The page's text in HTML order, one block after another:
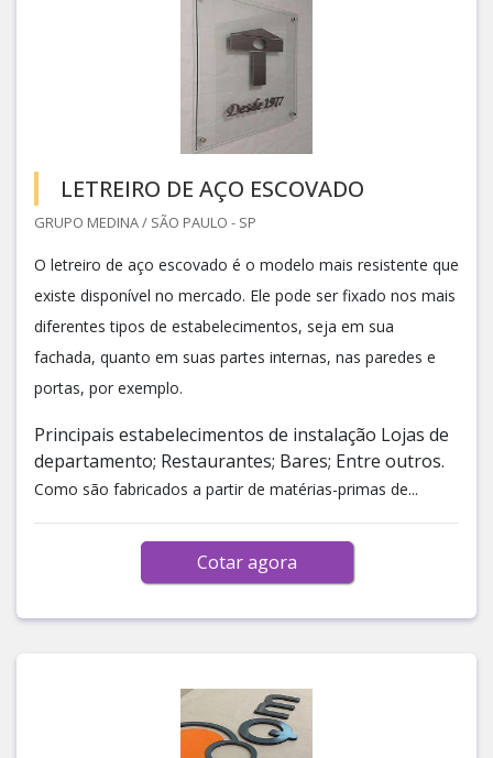
LETREIRO DE AÇO ESCOVADO
GRUPO MEDINA / SÃO PAULO - SP
O letreiro de aço escovado é o modelo mais resistente que
existe disponível no mercado. Ele pode ser fixado nos mais
diferentes tipos de estabelecimentos, seja em sua
fachada, quanto em suas partes internas, nas paredes e
portas, por exemplo.
Principais estabelecimentos de instalação Lojas de
departamento; Restaurantes; Bares; Entre outros.
Como são fabricados a partir de matérias-primas de...
Cotar agora